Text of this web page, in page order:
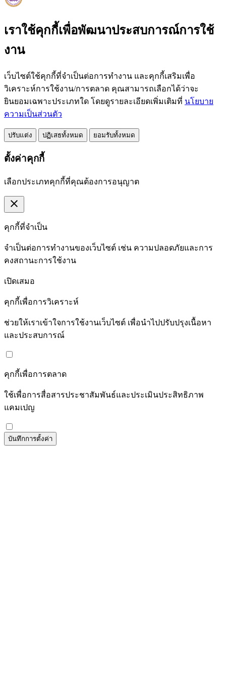
เราใช้คุกกี้เพื่อพัฒนาประสบการณ์การใช้
งาน
เว็บไซต์ใช้คุกกี้ที่จำเป็นต่อการทำงาน และคุกกี้เสริมเพื่อ
วิเคราะห์การใช้งาน/การตลาด คุณสามารถเลือกได้ว่าจะ
ยินยอมเฉพาะประเภทใด โดยดูรายละเอียดเพิ่มเติมที่ นโยบาย
ความเป็นส่วนตัว
ปรับแต่ง ปฏิเสธทั้งหมด ยอมรับทั้งหมด
ตั้งค่าคุกกี้
เลือกประเภทคุกกี้ที่คุณต้องการอนุญาต
close
คุกกี้ที่จำเป็น
จำเป็นต่อการทำงานของเว็บไซต์ เช่น ความปลอดภัยและการ
คงสถานะการใช้งาน
เปิดเสมอ
คุกกี้เพื่อการวิเคราะห์
ช่วยให้เราเข้าใจการใช้งานเว็บไซต์ เพื่อนำไปปรับปรุงเนื้อหา
และประสบการณ์
คุกกี้เพื่อการตลาด
ใช้เพื่อการสื่อสารประชาสัมพันธ์และประเมินประสิทธิภาพ
แคมเปญ
บันทึกการตั้งค่า